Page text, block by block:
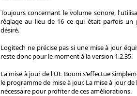
Toujours concernant le volume sonore,
réglage au lieu de 16 ce qui était parfois
désiré.
Logitech ne précise pas si une mise à jour
reste donc pour le moment à la version 1.2.35.
La mise à jour de l'UE Boom s'effectue
le programme de mise à jour. La mise à jour
nécessaire pour profiter de ces améliorations.